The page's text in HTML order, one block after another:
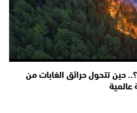
حين تتحول حرائق الغابات من